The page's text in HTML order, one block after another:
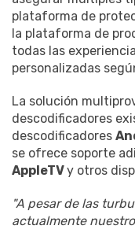
plataforma de
la plataforma de
todas las
personalizadas
La solución
descodificadores
descodificadores
se ofrece soporte
AppleTVy otros
"A pesar de las
actualmente